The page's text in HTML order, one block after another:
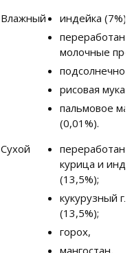
Влажный
индейка (7%);
молочные
рисовая мука,
пальмовое
(0,01%).
Сухой
курица и
(13,5%);
кукурузный
(13,5%);
горох,
мангостан,